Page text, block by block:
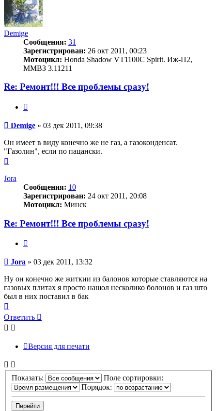
Demige
Сообщения: 31
Зарегистрирован: 26 окт 2011, 00:23
Мотоцикл: Honda Shadow VT1100C Spirit. Иж-П2,
ММВЗ 3.11211
Re: Ремонт!!! Все проблемы сразу!
Сообщение
Demige » 03 дек 2011, 09:38
Он имеет в виду конечно же не газ, а газоконденсат.
"Газолин", если по пацански.
началу
Jora
Сообщения: 10
Зарегистрирован: 24 окт 2011, 20:08
Мотоцикл: Минск
Re: Ремонт!!! Все проблемы сразу!
Сообщение
Jora » 03 дек 2011, 13:32
Ну он конечно же житкии из балонов которые ставляются на
газовых плитах я просто нашол несколико болонов и газ што
был в них поставил в бак
к
началу
Ответить
Версия для печати
Показать:
Поле сортировки:
Порядок: